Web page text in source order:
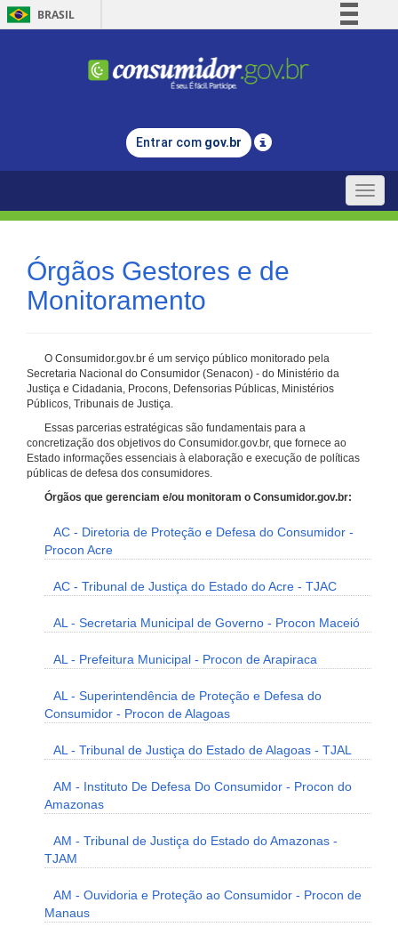
BRASIL
Comunica BR
Legislação
Entrar com gov.br
Toggle
Órgãos Gestores e de
Monitoramento
O Consumidor.gov.br é um serviço público monitorado pela
Secretaria Nacional do Consumidor (Senacon) - do Ministério da
Justiça e Cidadania, Procons, Defensorias Públicas, Ministérios
Públicos, Tribunais de Justiça.
Essas parcerias estratégicas são fundamentais para a
concretização dos objetivos do Consumidor.gov.br, que fornece ao
Estado informações essenciais à elaboração e execução de políticas
públicas de defesa dos consumidores.
Órgãos que gerenciam e/ou monitoram o Consumidor.gov.br:
AC - Diretoria de Proteção e Defesa do Consumidor -
Procon Acre
AC - Tribunal de Justiça do Estado do Acre - TJAC
AL - Secretaria Municipal de Governo - Procon Maceió
AL - Prefeitura Municipal - Procon de Arapiraca
AL - Superintendência de Proteção e Defesa do
Consumidor - Procon de Alagoas
AL - Tribunal de Justiça do Estado de Alagoas - TJAL
AM - Instituto De Defesa Do Consumidor - Procon do
Amazonas
AM - Tribunal de Justiça do Estado do Amazonas -
TJAM
AM - Ouvidoria e Proteção ao Consumidor - Procon de
Manaus